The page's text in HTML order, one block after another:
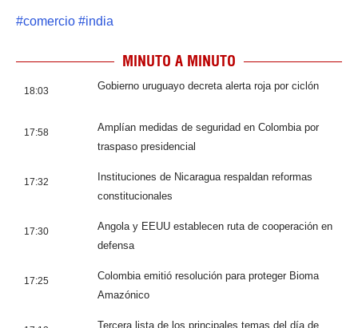
#comercio #india
MINUTO A MINUTO
18:03 Gobierno uruguayo decreta alerta roja por ciclón
17:58
Amplían medidas de seguridad en Colombia por
traspaso presidencial
17:32
Instituciones de Nicaragua respaldan reformas
constitucionales
17:30
Angola y EEUU establecen ruta de cooperación en
defensa
17:25
Colombia emitió resolución para proteger Bioma
Amazónico
Tercera lista de los principales temas del día de